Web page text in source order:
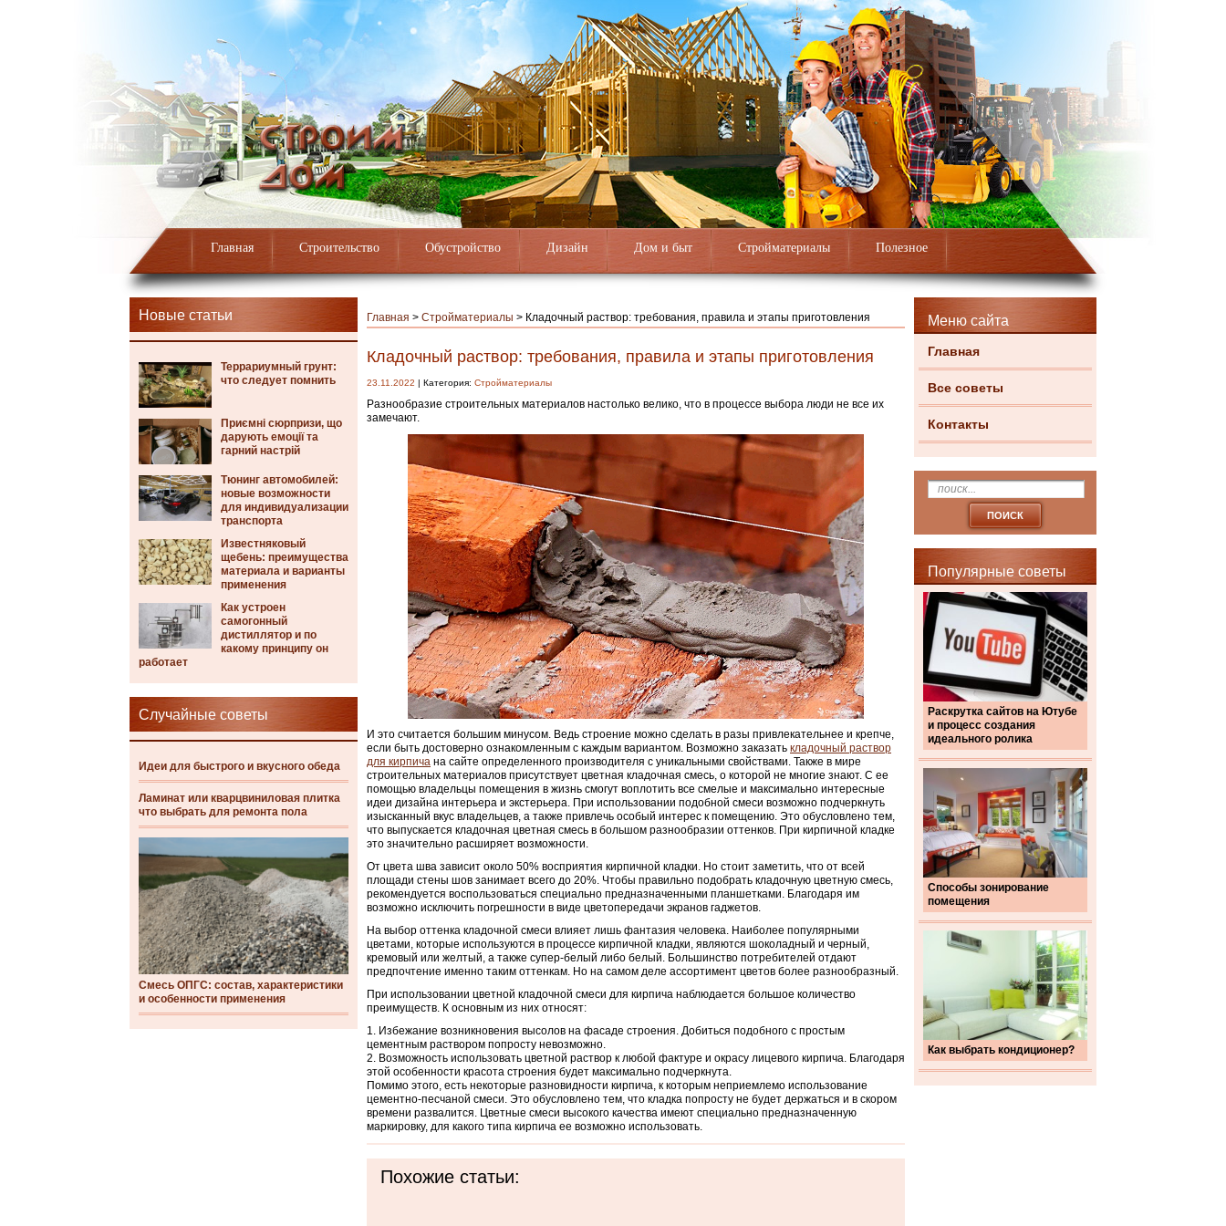
Главная Строительство Обустройство Дизайн Дом и быт Стройматериалы Полезное
Новые статьи
Террариумный грунт:
что следует помнить
Приємні сюрпризи, що
дарують емоції та
гарний настрій
Тюнинг автомобилей:
новые возможности
для индивидуализации
транспорта
Известняковый
щебень: преимущества
материала и варианты
применения
Как устроен
самогонный
дистиллятор и по
какому принципу он
работает
Случайные советы
Идеи для быстрого и вкусного обеда
Ламинат или кварцвиниловая плитка
что выбрать для ремонта пола
Смесь ОПГС: состав, характеристики
и особенности применения
Меню сайта
Главная
Все советы
Контакты
Популярные советы
Раскрутка сайтов на Ютубе
и процесс создания
идеального ролика
Способы зонирование
помещения
Как выбрать кондиционер?
Главная > Стройматериалы > Кладочный раствор: требования, правила и этапы приготовления
Кладочный раствор: требования, правила и этапы приготовления
23.11.2022 | Категория: Стройматериалы
Разнообразие строительных материалов настолько велико, что в процессе выбора люди не все их
замечают.
И это считается большим минусом. Ведь строение можно сделать в разы привлекательнее и крепче,
если быть достоверно ознакомленным с каждым вариантом. Возможно заказать кладочный раствор
для кирпича на сайте определенного производителя с уникальными свойствами. Также в мире
строительных материалов присутствует цветная кладочная смесь, о которой не многие знают. С ее
помощью владельцы помещения в жизнь смогут воплотить все смелые и максимально интересные
идеи дизайна интерьера и экстерьера. При использовании подобной смеси возможно подчеркнуть
изысканный вкус владельцев, а также привлечь особый интерес к помещению. Это обусловлено тем,
что выпускается кладочная цветная смесь в большом разнообразии оттенков. При кирпичной кладке
это значительно расширяет возможности.
От цвета шва зависит около 50% восприятия кирпичной кладки. Но стоит заметить, что от всей
площади стены шов занимает всего до 20%. Чтобы правильно подобрать кладочную цветную смесь,
рекомендуется воспользоваться специально предназначенными планшетками. Благодаря им
возможно исключить погрешности в виде цветопередачи экранов гаджетов.
На выбор оттенка кладочной смеси влияет лишь фантазия человека. Наиболее популярными
цветами, которые используются в процессе кирпичной кладки, являются шоколадный и черный,
кремовый или желтый, а также супер-белый либо белый. Большинство потребителей отдают
предпочтение именно таким оттенкам. Но на самом деле ассортимент цветов более разнообразный.
При использовании цветной кладочной смеси для кирпича наблюдается большое количество
преимуществ. К основным из них относят:
Избежание возникновения высолов на фасаде строения. Добиться подобного с простым
цементным раствором попросту невозможно.
Возможность использовать цветной раствор к любой фактуре и окрасу лицевого кирпича. Благодаря
этой особенности красота строения будет максимально подчеркнута.
Помимо этого, есть некоторые разновидности кирпича, к которым неприемлемо использование
цементно-песчаной смеси. Это обусловлено тем, что кладка попросту не будет держаться и в скором
времени развалится. Цветные смеси высокого качества имеют специально предназначенную
маркировку, для какого типа кирпича ее возможно использовать.
Похожие статьи: